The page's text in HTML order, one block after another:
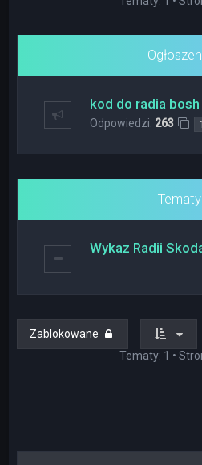
kod do radia bosh
Odpowiedzi: 263 1
Tematy
Wykaz Radii
Zablokowane
Tematy: 1 •